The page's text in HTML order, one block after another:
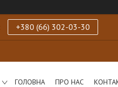
+380 (66) 302-03-30
ГОЛОВНА ПРО НАС